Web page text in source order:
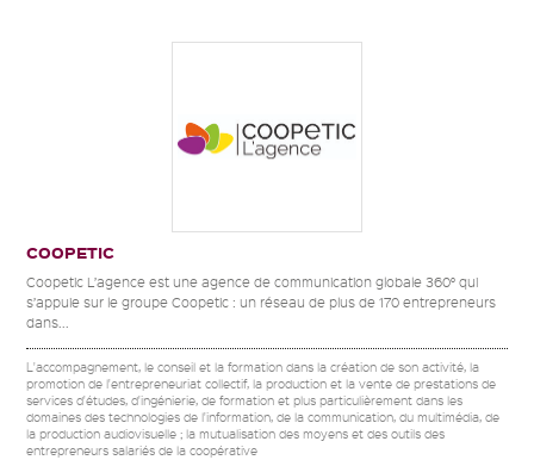
COOPETIC
Coopetic L’agence est une agence de communication globale 360° qui
s’appuie sur le groupe Coopetic : un réseau de plus de 170 entrepreneurs
dans...
L'accompagnement, le conseil et la formation dans la création de son activité, la
promotion de l'entrepreneuriat collectif, la production et la vente de prestations de
services d'études, d'ingénierie, de formation et plus particulièrement dans les
domaines des technologies de l'information, de la communication, du multimédia, de
la production audiovisuelle ; la mutualisation des moyens et des outils des
entrepreneurs salariés de la coopérative